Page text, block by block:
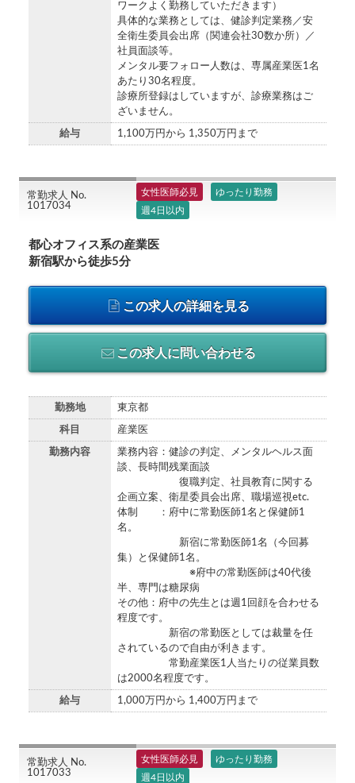
ワークよく勤務していただきます）
具体的な業務としては、健診判定業務／安
全衛生委員会出席（関連会社30数か所）／
社員面談等。
メンタル要フォロー人数は、専属産業医1名
あたり30名程度。
診療所登録はしていますが、診療業務はご
ざいません。
給与 1,100万円から 1,350万円まで
常勤求人 No.
1017034
女性医師必見
ゆったり勤務
週4日以内
都心オフィス系の産業医
新宿駅から徒歩5分
この求人の詳細を見る
この求人に問い合わせる
勤務地 東京都
科目 産業医
勤務内容
業務内容：健診の判定、メンタルヘルス面
談、長時間残業面談
復職判定、社員教育に関する
企画立案、衛星委員会出席、職場巡視etc.
体制 ：府中に常勤医師1名と保健師1
名。
新宿に常勤医師1名（今回募
集）と保健師1名。
※府中の常勤医師は40代後
半、専門は糖尿病
その他：府中の先生とは週1回顔を合わせる
程度です。
新宿の常勤医としては裁量を任
されているので自由が利きます。
常勤産業医1人当たりの従業員数
は2000名程度です。
給与 1,000万円から 1,400万円まで
常勤求人 No.
1017033
女性医師必見
ゆったり勤務
週4日以内